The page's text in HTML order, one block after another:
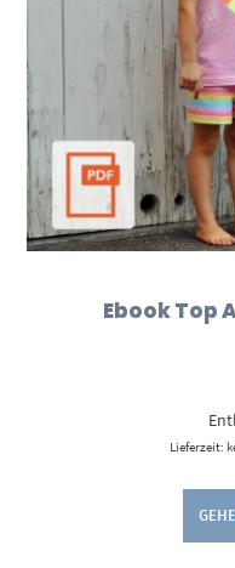
Ebook Top
Lieferzeit: